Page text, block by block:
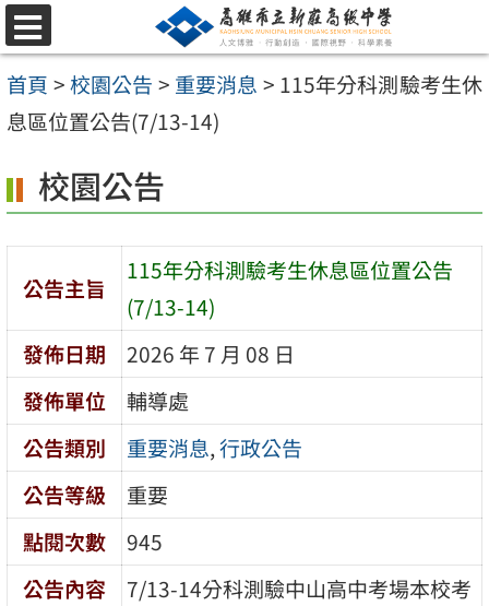
跳
至
主
要
容
區
選
單
首頁 >校園公告 > 重要消息 > 115年分科測驗考生休
息區位置公告(7/13-14)
校園公告
公告主旨
115年分科測驗考生休息區位置公告
(7/13-14)
發佈日期
2026 年 7 月 08 日
發佈單位
輔導處
公告類別
重要消息,行政公告
公告等級
重要
點閱次數
945
公告內容
7/13-14分科測驗中山高中考場本校考